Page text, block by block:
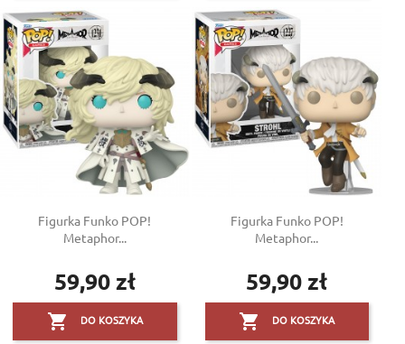
Figurka Funko POP!
Metaphor...
Cena
59,90 zł
 DO KOSZYKA
Figurka Funko POP!
Metaphor...
Cena
59,90 zł
 DO KOSZYKA